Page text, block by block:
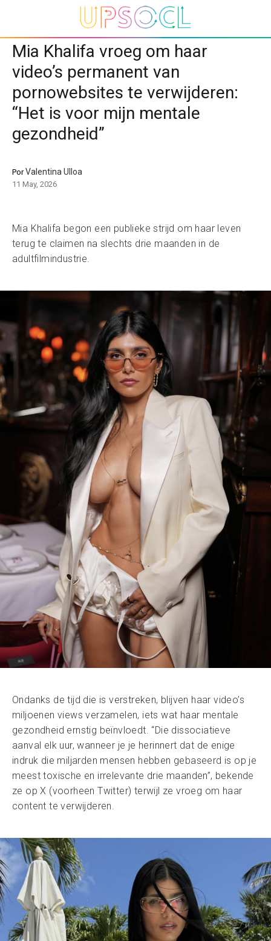
Mia Khalifa vroeg om haar
video’s permanent van
pornowebsites te verwijderen:
“Het is voor mijn mentale
gezondheid”
PorValentina Ulloa
11 May, 2026
Mia Khalifa begon een publieke strijd om haar leven
terug te claimen na slechts drie maanden in de
adultfilmindustrie.
Ondanks de tijd die is verstreken, blijven haar video’s
miljoenen views verzamelen, iets wat haar mentale
gezondheid ernstig beïnvloedt. “Die dissociatieve
aanval elk uur, wanneer je je herinnert dat de enige
indruk die miljarden mensen hebben gebaseerd is op je
meest toxische en irrelevante drie maanden”, bekende
ze op X (voorheen Twitter) terwijl ze vroeg om haar
content te verwijderen.